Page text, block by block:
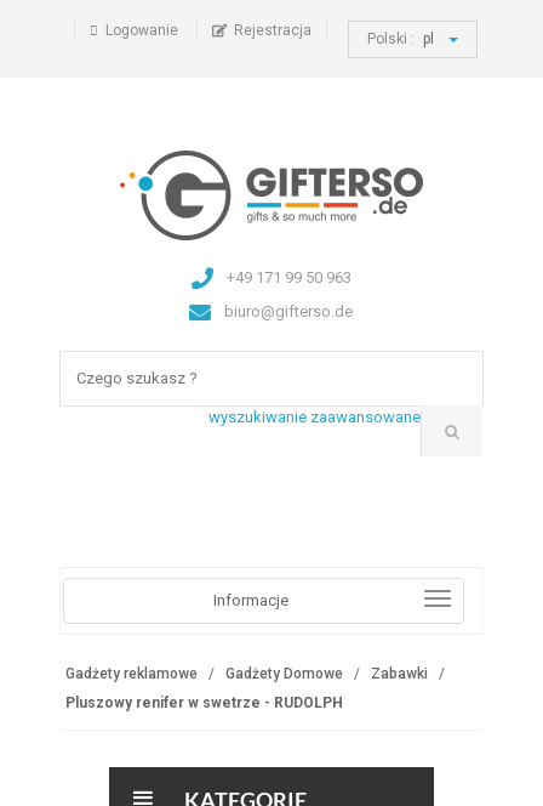
Logowanie Rejestracja Polski : pl
+49 171 99 50 963
biuro@gifterso.de
wyszukiwanie zaawansowane
Informacje
Gadżety reklamowe Gadżety Domowe
Zabawki
Pluszowy renifer w swetrze - RUDOLPH
KATEGORIE